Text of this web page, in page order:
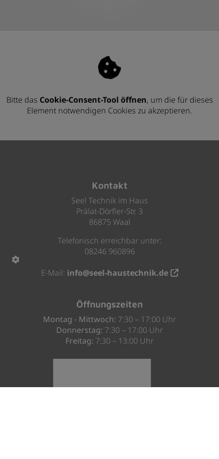
Bitte das Cookie-Consent-Tool öffnen, um die für dieses
Element notwendigen Cookies zu akzeptieren.
Kontakt
Seel Technik im Haus
Prälat-Dörfler-Str. 3
86875 Waal
Telefonisch erreichbar unter:
08246 960896
E-Mail: info@seel-haustechnik.de
Öffnungszeiten
Montag - Mittwoch: 7:30 – 17:00 Uhr
Donnerstag: 7:30 – 17:00 Uhr
Freitag: 7:30 – 13:00 Uhr